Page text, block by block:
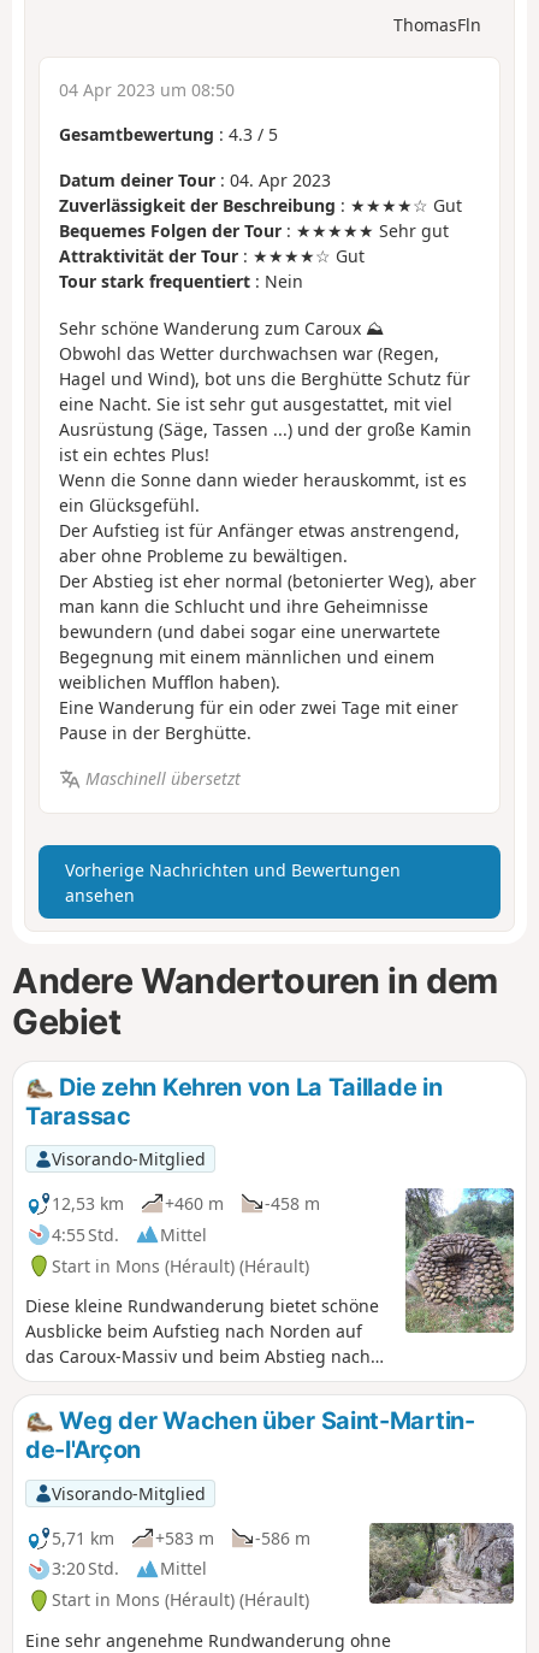
ThomasFln
04 Apr 2023 um 08:50
Gesamtbewertung : 4.3 / 5
Datum deiner Tour : 04. Apr 2023
Zuverlässigkeit der Beschreibung : ★★★★☆ Gut
Bequemes Folgen der Tour : ★★★★★ Sehr gut
Attraktivität der Tour : ★★★★☆ Gut
Tour stark frequentiert : Nein
Sehr schöne Wanderung zum Caroux ⛰️
Obwohl das Wetter durchwachsen war (Regen,
Hagel und Wind), bot uns die Berghütte Schutz für
eine Nacht. Sie ist sehr gut ausgestattet, mit viel
Ausrüstung (Säge, Tassen ...) und der große Kamin
ist ein echtes Plus!
Wenn die Sonne dann wieder herauskommt, ist es
ein Glücksgefühl.
Der Aufstieg ist für Anfänger etwas anstrengend,
aber ohne Probleme zu bewältigen.
Der Abstieg ist eher normal (betonierter Weg), aber
man kann die Schlucht und ihre Geheimnisse
bewundern (und dabei sogar eine unerwartete
Begegnung mit einem männlichen und einem
weiblichen Mufflon haben).
Eine Wanderung für ein oder zwei Tage mit einer
Pause in der Berghütte.
Maschinell übersetzt
Vorherige Nachrichten und Bewertungen
ansehen
Andere Wandertouren in dem
Gebiet
Die zehn Kehren von La Taillade in
Tarassac
Visorando-Mitglied
12,53 km
+460 m
-458 m
4:55 Std.
Mittel
Start in Mons (Hérault) (Hérault)
Diese kleine Rundwanderung bietet schöne
Ausblicke beim Aufstieg nach Norden auf
das Caroux-Massiv und beim Abstieg nach
Süden auf das Orb-Tal. Diese Wanderung ist
besonders im Frühling oder Herbst sehr
angenehm.
Weg der Wachen über Saint-Martin-
de-l'Arçon
Visorando-Mitglied
5,71 km
+583 m
-586 m
3:20 Std.
Mittel
Start in Mons (Hérault) (Hérault)
Eine sehr angenehme Rundwanderung ohne